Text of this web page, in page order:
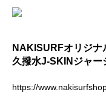
NAKISURFオリジ
久撥水J-SKINジャー
https://